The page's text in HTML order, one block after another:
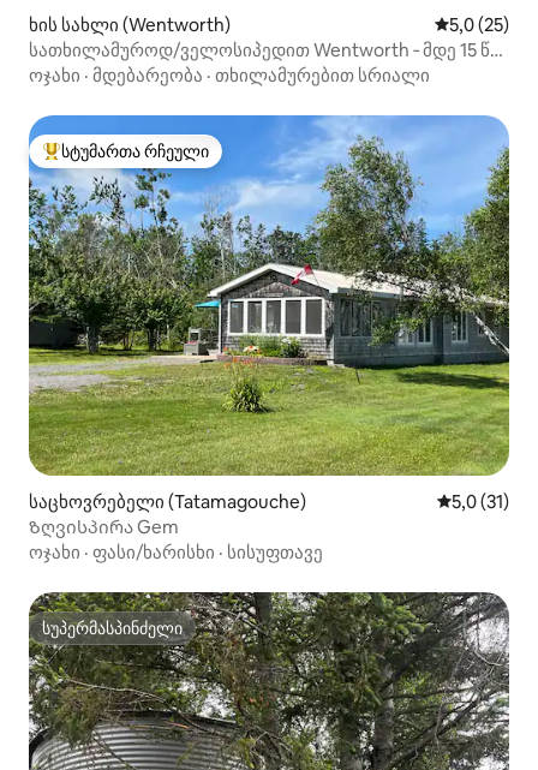
ხის სახლი (Wentworth) საშუალო
5,0 (25)
სათხილამუროდ/ველოსიპედით Wentworth ‑ მდე 15 წთ.
2BR ჰიდრომასაჟიანი აუზით!
ოჯახი · მდებარეობა · თხილამურებით სრიალი
სტუმართა რჩეული მოწინავე ვარიანტი
სტუმართა რჩეული
საცხოვრებელი (Tatamagouche) საშუალო
5,0 (31)
Ზღვისპირა Gem
ოჯახი · ფასი/ხარისხი · სისუფთავე
სუპერმასპინძელი
სუპერმასპინძელი